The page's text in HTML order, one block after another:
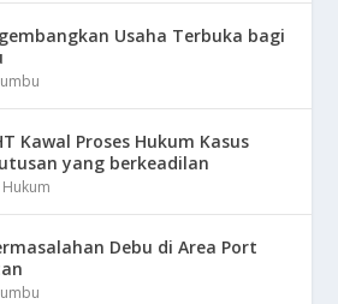
Usaha Terbuka bagi
Kawal Proses Hukum Kasus
yang berkeadilan
Hukum
Debu di Area Port